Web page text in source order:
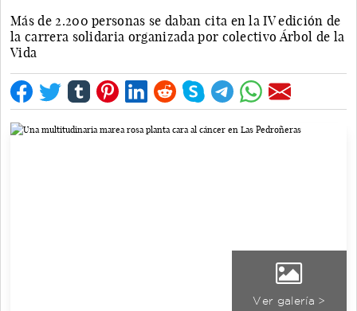
Más de 2.200 personas se daban cita en la IV edición de
la carrera solidaria organizada por colectivo Árbol de la
Vida
Ver galería >